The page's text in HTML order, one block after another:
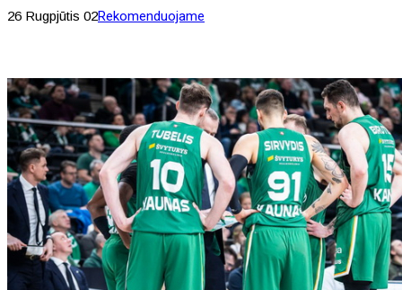
26 Rugpjūtis 02Rekomenduojame